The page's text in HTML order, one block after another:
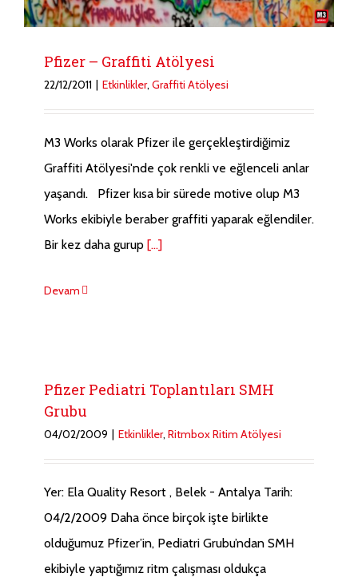
Pfizer – Graffiti Atölyesi
22/12/2011 | Etkinlikler, Graffiti Atölyesi
M3 Works olarak Pfizer ile gerçekleştirdiğimiz
Graffiti Atölyesi'nde çok renkli ve eğlenceli anlar
yaşandı. Pfizer kısa bir sürede motive olup M3
Works ekibiyle beraber graffiti yaparak eğlendiler.
Bir kez daha gurup [...]
Devam
Pfizer Pediatri Toplantıları SMH
Grubu
04/02/2009 | Etkinlikler, Ritmbox Ritim Atölyesi
Yer: Ela Quality Resort , Belek - Antalya Tarih:
04/2/2009 Daha önce birçok işte birlikte
olduğumuz Pfizer’in, Pediatri Grubu’ndan SMH
ekibiyle yaptığımız ritm çalışması oldukça